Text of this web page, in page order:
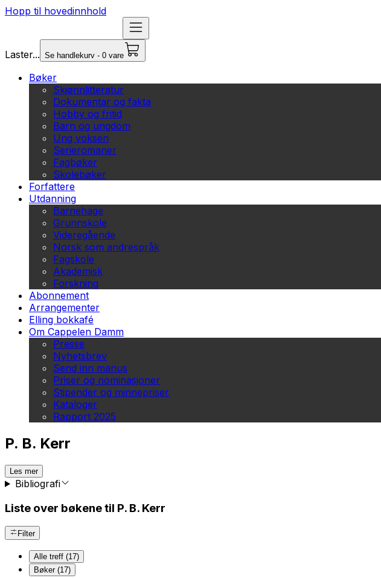
Hopp til hovedinnhold
Laster... Se handlekurv - 0 vare
Bøker
Skjønnlitteratur
Dokumentar og fakta
Hobby og fritid
Barn og ungdom
Ung voksen
Serieromaner
Fagbøker
Skolebøker
Forfattere
Utdanning
Barnehage
Grunnskole
Videregående
Norsk som andrespråk
Fagskole
Akademisk
Forskning
Abonnement
Arrangementer
Elling bokkafé
Om Cappelen Damm
Presse
Nyhetsbrev
Send inn manus
Priser og nominasjoner
Stipender og minnepriser
Kataloger
Rapport 2025
P. B. Kerr
Les mer
Bibliografi
Liste over bøkene til P. B. Kerr
Filter
Alle treff (17)
Bøker (17)